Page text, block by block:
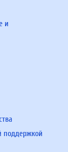
и
поддержкой